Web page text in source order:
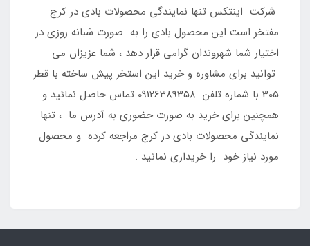
شرکت اینتکس تنها نمایندگی محصولات بادی در کرج
مفتخر است این محصول بادی را به صورت شبانه روزی در
اختیار شما شهروندان گرامی قرار دهد ، شما عزیزان می
توانید برای مشاوره و خرید این استخر پیش ساخته با قطر
305 با شماره تلفن 09126389358 تماس حاصل نمائید و
همچنین برای خرید به صورت حضوری به آدرس ما ، تنها
نمایندگی محصولات بادی در کرج مراجعه کرده و محصول
مورد نیاز خود را خریداری نمائید .